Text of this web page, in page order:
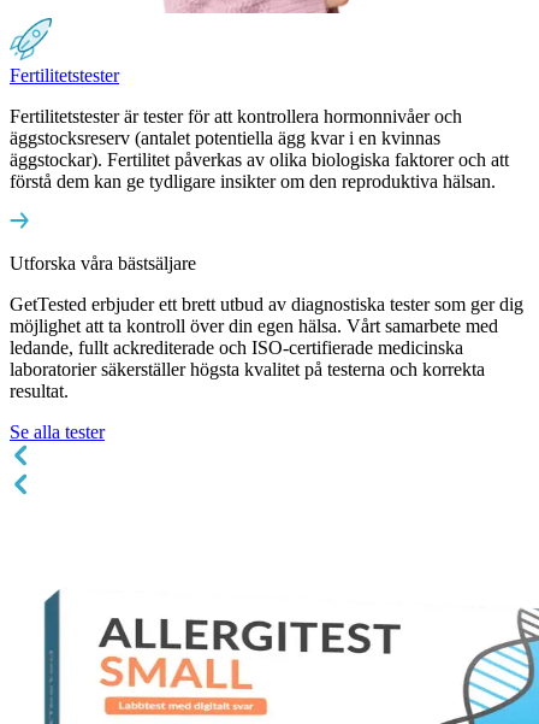
Fertilitetstester
Fertilitetstester är tester för att kontrollera hormonnivåer och
äggstocksreserv (antalet potentiella ägg kvar i en kvinnas
äggstockar). Fertilitet påverkas av olika biologiska faktorer och att
förstå dem kan ge tydligare insikter om den reproduktiva hälsan.
Utforska våra bästsäljare
GetTested erbjuder ett brett utbud av diagnostiska tester som ger dig
möjlighet att ta kontroll över din egen hälsa. Vårt samarbete med
ledande, fullt ackrediterade och ISO-certifierade medicinska
laboratorier säkerställer högsta kvalitet på testerna och korrekta
resultat.
Se alla tester